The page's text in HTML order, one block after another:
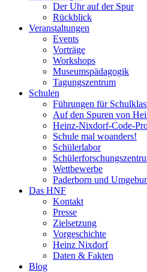
Der Uhr auf der Spur
Rückblick
Veranstaltungen
Events
Vorträge
Workshops
Museumspädagogik
Tagungszentrum
Schulen
Führungen für
Auf den Spuren von
Heinz-Nixdorf-Code-
Schule mal woanders!
Schülerlabor
Wettbewerbe
Paderborn und
Das HNF
Kontakt
Presse
Zielsetzung
Vorgeschichte
Heinz Nixdorf
Daten & Fakten
Blog